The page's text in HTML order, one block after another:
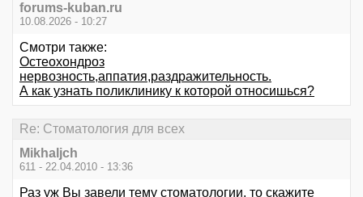
forums-kuban.ru
10.08.2026 - 10:27
Смотри также:
Остеохондроз
нервозность,аппатия,раздражительность.
А как узнать поликлинику к которой относишься?
Re: Стоматология для всех
Mikhaljch
611 - 22.04.2010 - 13:36
Раз уж Вы завели тему стоматологии, то скажите